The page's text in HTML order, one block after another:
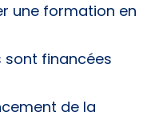
une formation en
sont financées
de la